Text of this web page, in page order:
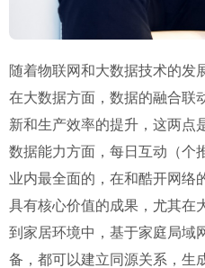
随着物联网和大数据技术的发
在大数据方面，数据的融合联
新和生产效率的提升，这两点
数据能力方面，每日互动（个
业内最全面的，在和酷开网络
具有核心价值的成果，尤其在
到家居环境中，基于家庭局域
备，都可以建立同源关系，生